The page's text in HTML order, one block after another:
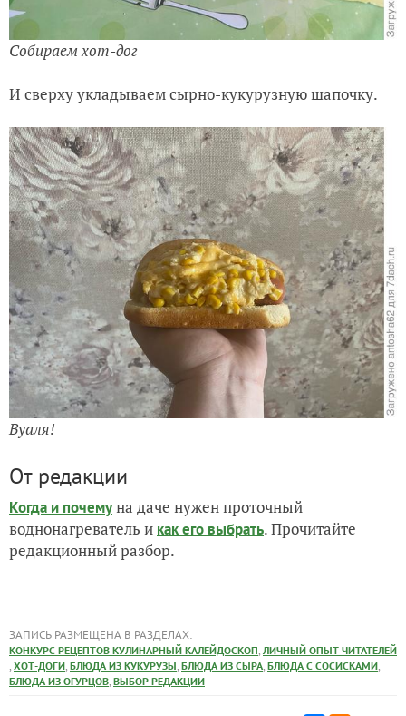
Собираем хот-дог
И сверху укладываем сырно-кукурузную шапочку.
Вуаля!
От редакции
Когда и почемуна даче нужен проточный
воднонагреватель и как его выбрать. Прочитайте
редакционный разбор.
ЗАПИСЬ РАЗМЕЩЕНА В РАЗДЕЛАХ:
КОНКУРС РЕЦЕПТОВ КУЛИНАРНЫЙ КАЛЕЙДОСКОП, ЛИЧНЫЙ ОПЫТ ЧИТАТЕЛЕЙ
, ХОТ-ДОГИ, БЛЮДА ИЗ КУКУРУЗЫ, БЛЮДА ИЗ СЫРА, БЛЮДА С СОСИСКАМИ,
БЛЮДА ИЗ ОГУРЦОВ, ВЫБОР РЕДАКЦИИ